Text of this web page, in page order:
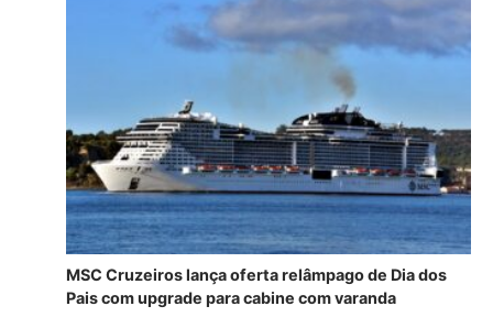
MSC Cruzeiros lança oferta relâmpago de Dia dos
Pais com upgrade para cabine com varanda